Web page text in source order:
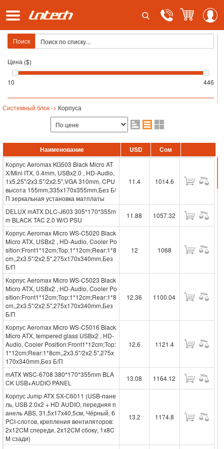
Системный блок -> Корпуса
Наименование USD Сом
Корпус Aeromax KG503 Black Micro AT
X/Mini ITX, 0.4mm, USBx2.0 , HD-Audio,
1x5.25"/2x3.5"/2x2.5",VGA 310mm, CPU
высота 155mm,335x170x355mm,Без Б/
П зеркальная установка матплаты
11.4 1014.6
DELUX mATX DLC-J603 305*170*355m
m BLACK TAC 2.0 W/O PSU
11.88 1057.32
Корпус Aeromax Micro WS-C5020 Black
Micro ATX, USBx2 , HD-Audio, Cooler Po
sition:Front1*12cm;Top:1*12cm;Rear:1*8
cm,,2x3.5"/2x2.5",275x170x340mm,Без
Б/П
12 1068
Корпус Aeromax Micro WS-C5023 Black
Micro ATX, USBx2 , HD-Audio, Cooler Po
sition:Front1*12cm;Top:1*12cm;Rear:1*8
cm,,2x3.5"/2x2.5",275x170x340mm,Без
Б/П
12.36 1100.04
Корпус Aeromax Micro WS-C5016 Black
Micro ATX, tempered glass USBx2 , HD-
Audio, Cooler Position:Front1*12cm;Top:
1*12cm;Rear:1*8cm,,2x3.5"/2x2.5",275x
170x340mm,Без Б/П
12.6 1121.4
mATX WSC-6708 380*170*355mm BLA
CK USB+AUDIO PANEL
13.08 1164.12
Корпус Jump ATX SX-C6011 (USB-пане
ль, USB 2.0x2 + HD AUDIO, передняя п
анель ABS, 31,5x17x40,5см, Чёрный, 6
PCI-слотов, крепления вентиляторов:
2x12CM спереди, 2x12CM сбоку, 1x8C
M сзади)
13.2 1174.8
Поиск
Цена ($)
10 446